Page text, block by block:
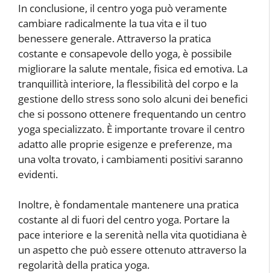
In conclusione, il centro yoga può veramente
cambiare radicalmente la tua vita e il tuo
benessere generale. Attraverso la pratica
costante e consapevole dello yoga, è possibile
migliorare la salute mentale, fisica ed emotiva. La
tranquillità interiore, la flessibilità del corpo e la
gestione dello stress sono solo alcuni dei benefici
che si possono ottenere frequentando un centro
yoga specializzato. È importante trovare il centro
adatto alle proprie esigenze e preferenze, ma
una volta trovato, i cambiamenti positivi saranno
evidenti.
Inoltre, è fondamentale mantenere una pratica
costante al di fuori del centro yoga. Portare la
pace interiore e la serenità nella vita quotidiana è
un aspetto che può essere ottenuto attraverso la
regolarità della pratica yoga.